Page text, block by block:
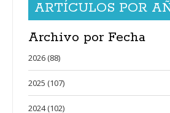
ARTÍCULOS POR
Archivo por Fecha
2026 (88)
2025 (107)
2024 (102)